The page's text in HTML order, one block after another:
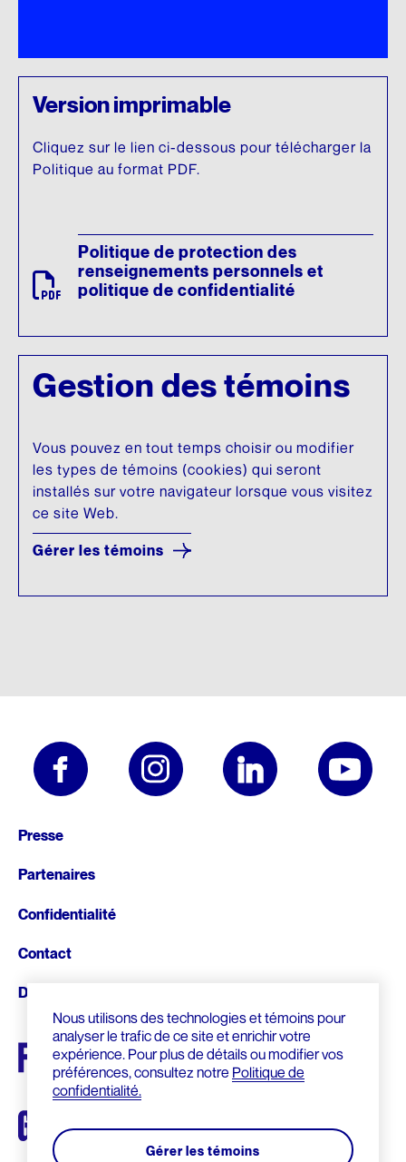
Nous utilisons des technologies et témoins pour
analyser le trafic de ce site et enrichir votre
expérience. Pour plus de détails ou modifier vos
préférences, consultez notre Politique de
confidentialité.
Gérer les témoins
Version imprimable
Cliquez sur le lien ci-dessous pour télécharger la
Politique au format PDF.
Politique de protection des
renseignements personnels et
politique de confidentialité
Gestion des témoins
Vous pouvez en tout temps choisir ou modifier
les types de témoins (cookies) qui seront
installés sur votre navigateur lorsque vous visitez
ce site Web.
Gérer les témoins
page
Presse
Partenaires
Confidentialité
Contact
Donnez